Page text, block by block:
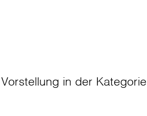
in der Kategorie